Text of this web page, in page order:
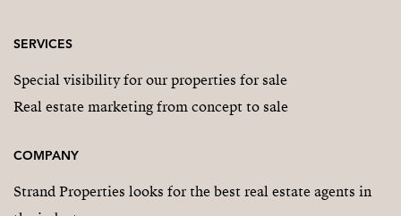
SERVICES
Special visibility for our properties for sale
Real estate marketing from concept to sale
COMPANY
Strand Properties looks for the best real estate agents in